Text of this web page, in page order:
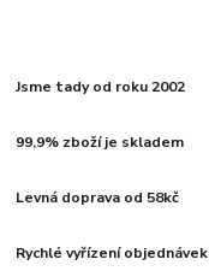
Jsme tady od roku 2002
99,9% zboží je skladem
Levná doprava od 58kč
Rychlé vyřízení objednávek